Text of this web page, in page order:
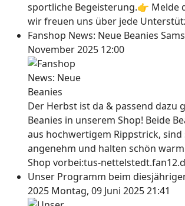
sportliche Begeisterung.👉 Melde
wir freuen uns über jede
Fanshop News: Neue Beanies
November 2025 12:00
Der Herbst ist da & passend dazu
Beanies in unserem Shop! Beide
aus hochwertigem Rippstrick, sind
angenehm und halten schön
Shop vorbei:tus-
Unser Programm beim
2025 Montag, 09 Juni 2025 21:41